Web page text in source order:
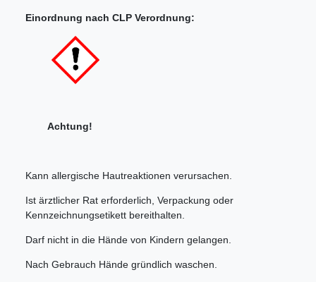
Einordnung nach CLP Verordnung:
Achtung!
Kann allergische Hautreaktionen verursachen.
Ist ärztlicher Rat erforderlich, Verpackung oder
Kennzeichnungsetikett bereithalten.
Darf nicht in die Hände von Kindern gelangen.
Nach Gebrauch Hände gründlich waschen.